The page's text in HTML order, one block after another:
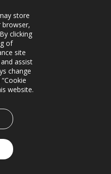
åt Luke
Pinja till sin
store
clicking
of
site
assist
change
website.